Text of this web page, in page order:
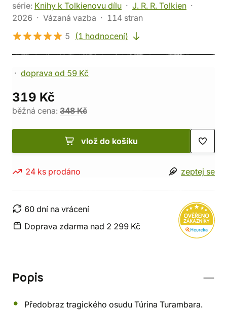
série: Knihy k Tolkienovu dílu
J. R. R. Tolkien
2026
Vázaná vazba
114 stran
5
(1 hodnocení)
doprava od 59 Kč
319 Kč
běžná cena: 348 Kč
vlož do košíku
24 ks prodáno zeptej se
60 dní na vrácení
Doprava zdarma nad 2 299 Kč
Popis
Předobraz tragického osudu Túrina Turambara.